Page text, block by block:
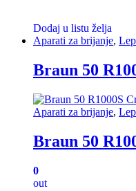
Dodaj u listu želja
Aparati za brijanje,
Braun 50
Aparati za brijanje,
Braun 50
0
out